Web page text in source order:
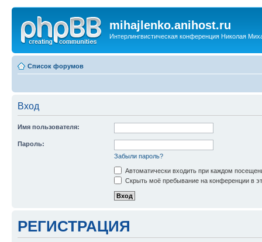
mihajlenko.anihost.ru
Интерлингвистическая конференция Николая
Список форумов
Вход
Имя пользователя:
Пароль:
Забыли пароль?
Автоматически входить при каждом
Скрыть моё пребывание на конференции в
РЕГИСТРАЦИЯ